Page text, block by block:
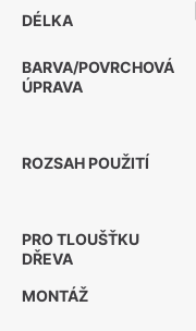
DÉLKA
BARVA/POVRCHOVÁ
ÚPRAVA
ROZSAH POUŽITÍ
PRO TLOUŠŤKU
DŘEVA
MONTÁŽ